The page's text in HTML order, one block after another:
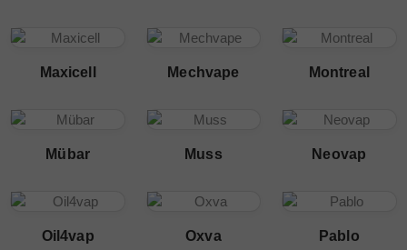
Maxicell Mechvape Montreal
Mübar Muss Neovap
Oil4vap Oxva Pablo